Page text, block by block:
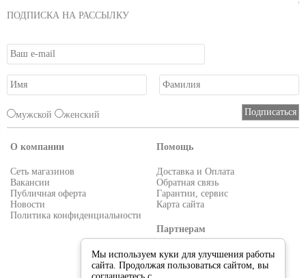
ПОДПИСКА НА РАССЫЛКУ
мужской женский
О компании
Сеть магазинов
Вакансии
Публичная оферта
Новости
Политика конфиденциальности
Помощь
Доставка и Оплата
Обратная связь
Гарантии, сервис
Карта сайта
Партнерам
Условия работы
Реквизиты
Мы используем куки для улучшения работы
сайта. Продолжая пользоваться сайтом, вы